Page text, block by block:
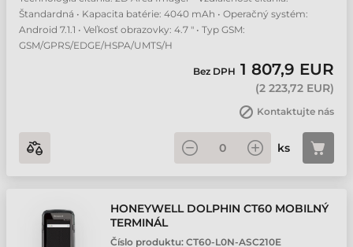
Štandardná • Kapacita batérie: 4040 mAh • Operačný systém:
Android 7.1.1 • Veľkosť obrazovky: 4.7 " • Typ GSM:
GSM/GPRS/EDGE/HSPA/UMTS/H
Bez DPH 1 807,9 EUR
(2 223,72 EUR)
Kontaktujte nás
ks
HONEYWELL DOLPHIN CT60 MOBILNÝ
TERMINÁL
Číslo produktu: CT60-L0N-ASC210E